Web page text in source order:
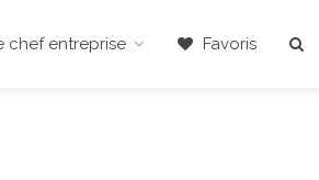
chef entreprise Favoris